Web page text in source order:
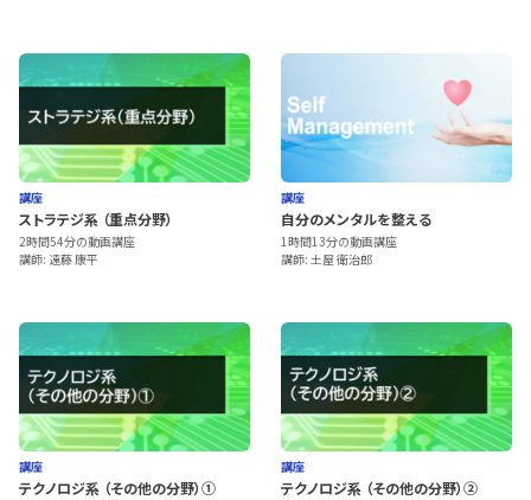
講座
ストラテジ系 （重点分野）
2時間54分の動画講座
講師: 遠藤 康平
講座
自分のメンタルを整える
1時間13分の動画講座
講師: 土屋 衛治郎
講座
テクノロジ系 （その他の分野）①
講座
テクノロジ系 （その他の分野）②